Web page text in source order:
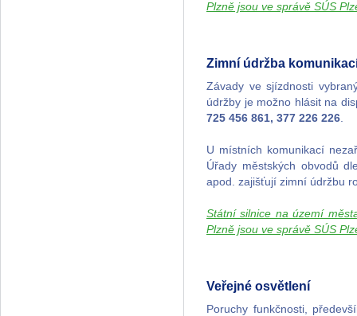
Plzně jsou ve správě SÚS
Zimní údržba
Závady ve sjízdnosti
údržby je možno hlásit na
725 456 861, 377 226 226.
U místních komunikací
Úřady městských obvodů
apod. zajišťují zimní údržbu
Státní silnice na území
Plzně jsou ve správě SÚS
Veřejné osvětlení
Poruchy funkčnosti,